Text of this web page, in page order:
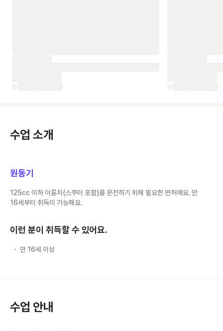
수업 소개
원동기
125cc 이하 이륜차(스쿠터 포함)를 운전하기 위해 필요한 면허예요. 만
16세부터 취득이 가능해요.
이런 분이 취득할 수 있어요.
만 16세 이상
수업 안내